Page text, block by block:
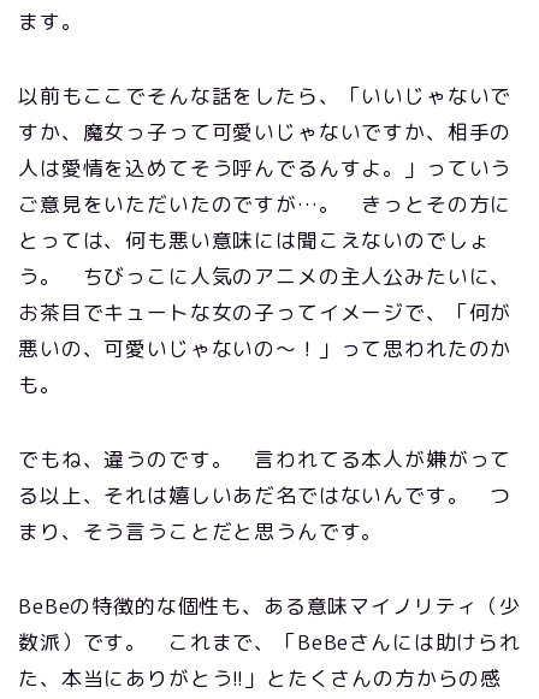
ます。
以前もここでそんな話をしたら、「いいじゃないで
すか、魔女っ子って可愛いじゃないですか、相手の
人は愛情を込めてそう呼んでるんすよ。」っていう
ご意見をいただいたのですが…。 きっとその方に
とっては、何も悪い意味には聞こえないのでしょ
う。 ちびっこに人気のアニメの主人公みたいに、
お茶目でキュートな女の子ってイメージで、「何が
悪いの、可愛いじゃないの～！」って思われたのか
も。
でもね、違うのです。 言われてる本人が嫌がって
る以上、それは嬉しいあだ名ではないんです。 つ
まり、そう言うことだと思うんです。
BeBeの特徴的な個性も、ある意味マイノリティ（少
数派）です。 これまで、「BeBeさんには助けられ
た、本当にありがとう!!」とたくさんの方からの感